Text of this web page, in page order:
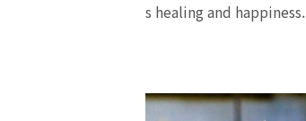
s healing and happiness.